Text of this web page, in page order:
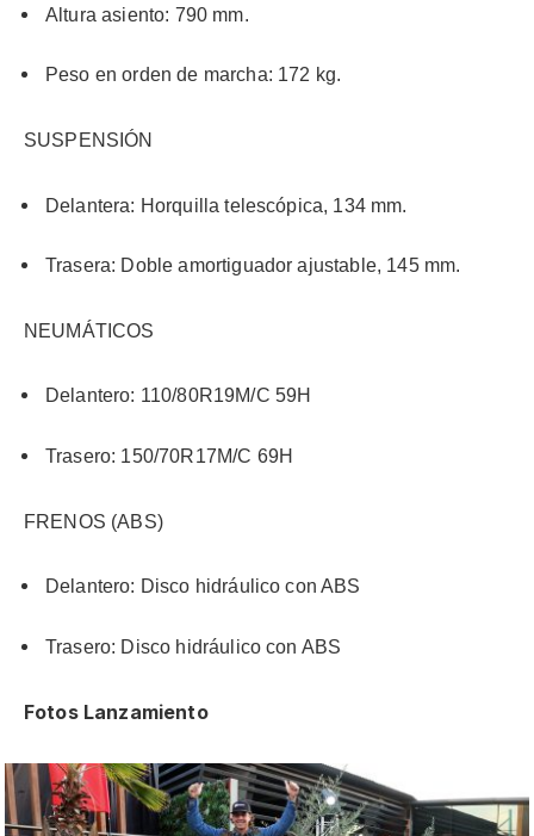
Altura asiento: 790 mm.
Peso en orden de marcha: 172 kg.
SUSPENSIÓN
Delantera: Horquilla telescópica, 134 mm.
Trasera: Doble amortiguador ajustable, 145 mm.
NEUMÁTICOS
Delantero: 110/80R19M/C 59H
Trasero: 150/70R17M/C 69H
FRENOS (ABS)
Delantero: Disco hidráulico con ABS
Trasero: Disco hidráulico con ABS
Fotos Lanzamiento